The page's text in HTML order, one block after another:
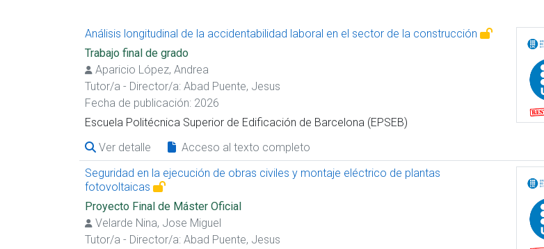
Análisis longitudinal de la accidentabilidad laboral en el sector de la construcción
Trabajo final de grado
Aparicio López, Andrea
Tutor/a - Director/a: Abad Puente, Jesus
Fecha de publicación: 2026
Escuela Politécnica Superior de Edificación de Barcelona (EPSEB)
Ver detalle
Acceso al texto completo
Seguridad en la ejecución de obras civiles y montaje eléctrico de plantas
fotovoltaicas
Proyecto Final de Máster Oficial
Velarde Nina, Jose Miguel
Tutor/a - Director/a: Abad Puente, Jesus